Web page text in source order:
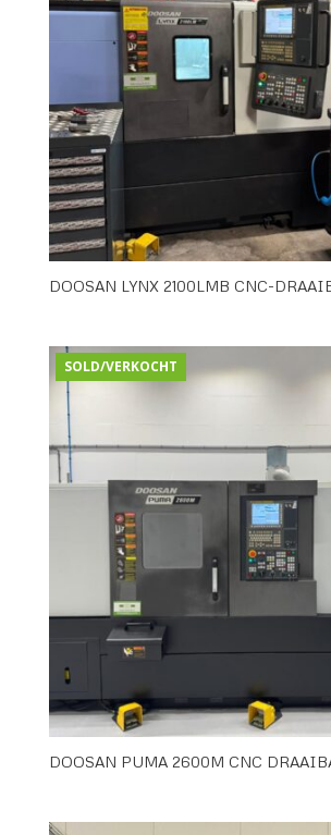
DOOSAN LYNX 2100LMB CNC-
SOLD/VERKOCHT
DOOSAN PUMA 2600M CNC